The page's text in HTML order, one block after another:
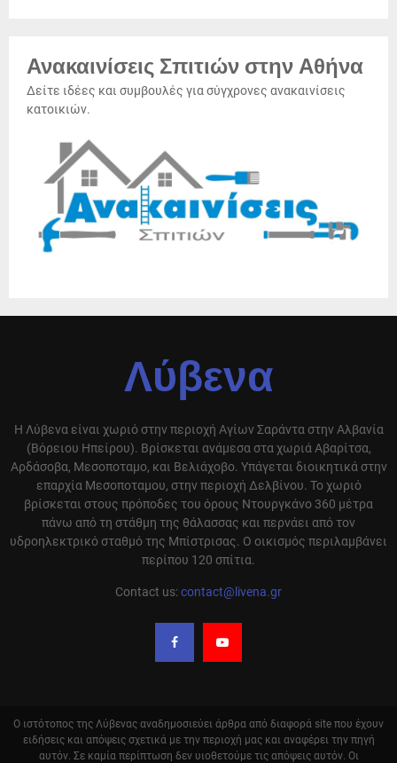
Ανακαινίσεις Σπιτιών στην Αθήνα
Δείτε ιδέες και συμβουλές για σύγχρονες ανακαινίσεις
κατοικιών.
Λύβενα
Η Λύβενα είναι χωριό στην περιοχή Αγίων Σαράντα στην Αλβανία
(Βόρειου Ηπείρου). Βρίσκεται ανάμεσα στα χωριά Αβαρίτσα,
Αρδάσοβα, Μεσοποταμο, και Βελιάχοβο. Υπάγεται διοικητικά στην
επαρχία Μεσοποταμου, στην περιοχή Δελβίνου. Το χωριό
βρίσκεται στους πρόποδες του όρους Ντουργκάνο 360 μέτρα
πάνω από τη στάθμη της θάλασσας και περνάει από τον
υδροηλεκτρικό σταθμό της Μπίστρισας. Ο οικισμός περιλαμβάνει
περίπου 120 σπίτια.
Contact us:contact@livena.gr
Ο ιστότοπος της Λύβενας αναδημοσιεύει άρθρα από διαφορά site που έχουν
ειδήσεις και απόψεις σχετικά με την περιοχή μας και αναφέρει την πηγή
αυτόν. Σε καμία περίπτωση δεν υιοθετούμε τις απόψεις αυτόν. Οι